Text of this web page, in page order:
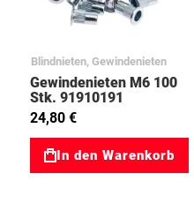
Blindnieten, Gewindenieten
Gewindenieten M6 100
Stk. 91910191
24,80 €
In den Warenkorb